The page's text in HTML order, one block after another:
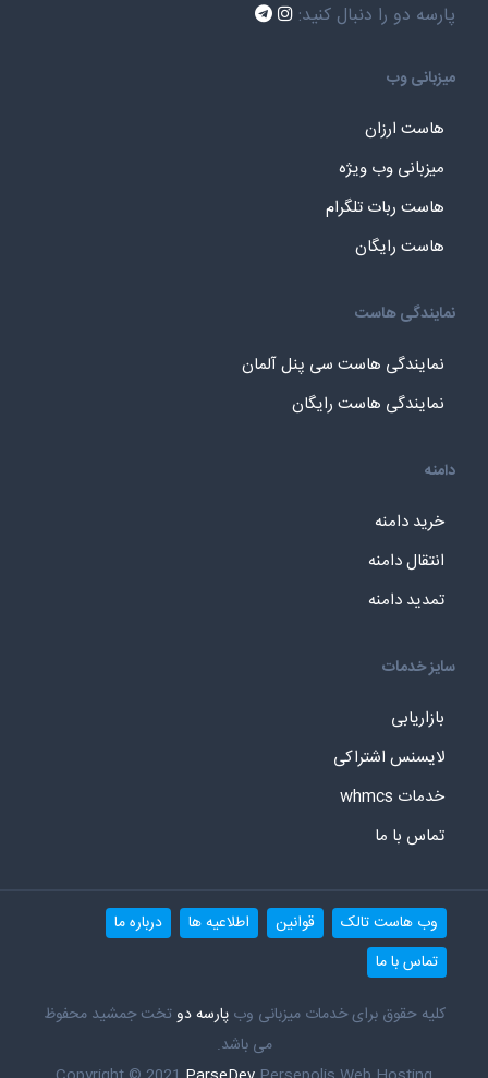
پارسه دو را دنبال کنید:
میزبانی وب
هاست ارزان
میزبانی وب ویژه
هاست ربات تلگرام
هاست رایگان
نمایندگی هاست
نمایندگی هاست سی پنل آلمان
نمایندگی هاست رایگان
دامنه
خرید دامنه
انتقال دامنه
تمدید دامنه
سایز خدمات
بازاریابی
لایسنس اشتراکی
خدمات whmcs
تماس با ما
وب هاست تالک قوانین اطلاعیه ها
درباره ما
تماس با ما
کلیه حقوق برای خدمات میزبانی وبپارسه دوتخت جمشید محفوظ
می باشد.